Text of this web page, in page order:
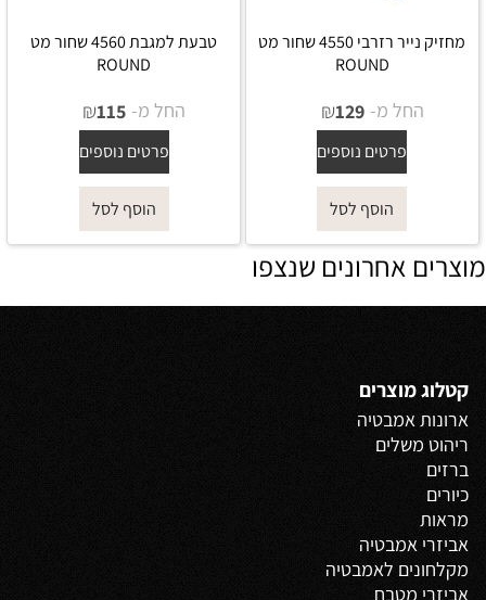
מחזיק נייר רזרבי 4550 שחור מט
ROUND
החל מ- ₪129
פרטים נוספים
הוסף לסל
טבעת למגבת 4560 שחור מט
ROUND
החל מ- ₪115
פרטים נוספים
הוסף לסל
מוצרים אחרונים שנצפו
קטלוג מוצרים
ארונות אמבטיה
ריהוט משלים
ברזים
כיורים
מראות
אביזרי אמבטיה
מקלחונים לאמבטיה
אביזרי מטבח